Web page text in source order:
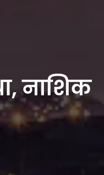
नाशिक